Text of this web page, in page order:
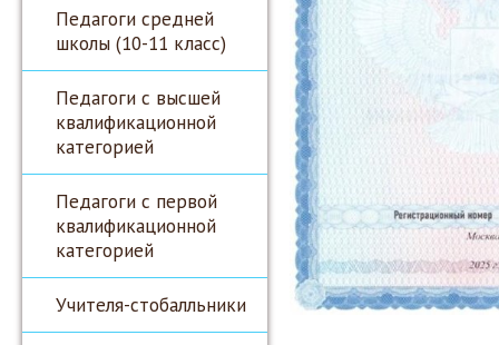
Педагоги средней
школы (10-11 класс)
Педагоги с высшей
квалификационной
категорией
Педагоги с первой
квалификационной
категорией
Учителя-стобалльники